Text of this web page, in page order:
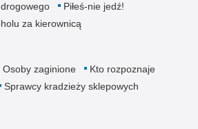
Piłeś-nie jedź!
za kierownicą
Osoby zaginione
Kto rozpoznaje
Sprawcy kradzieży sklepowych